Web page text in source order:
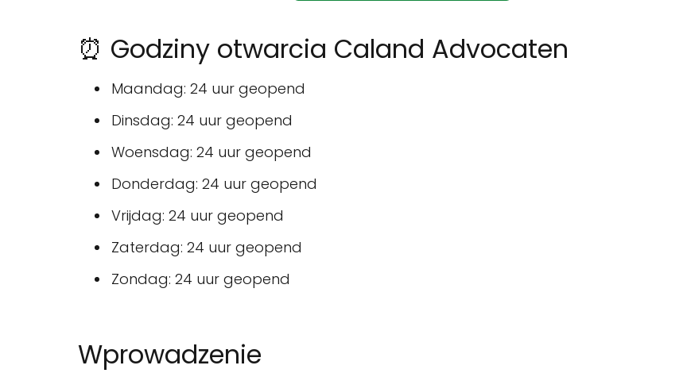
⏰ Godziny otwarcia Caland Advocaten
Maandag: 24 uur geopend
Dinsdag: 24 uur geopend
Woensdag: 24 uur geopend
Donderdag: 24 uur geopend
Vrijdag: 24 uur geopend
Zaterdag: 24 uur geopend
Zondag: 24 uur geopend
Wprowadzenie